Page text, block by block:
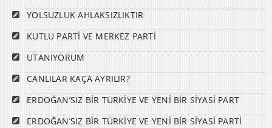
YOLSUZLUK AHLAKSIZLIKTIR
KUTLU PARTİ VE MERKEZ PARTİ
UTANIYORUM
CANLILAR KAÇA AYRILIR?
ERDOĞAN’SIZ BİR TÜRKİYE VE YENİ BİR SİYASİ PART
ERDOĞAN’SIZ BİR TÜRKİYE VE YENİ BİR SİYASİ PARTİ